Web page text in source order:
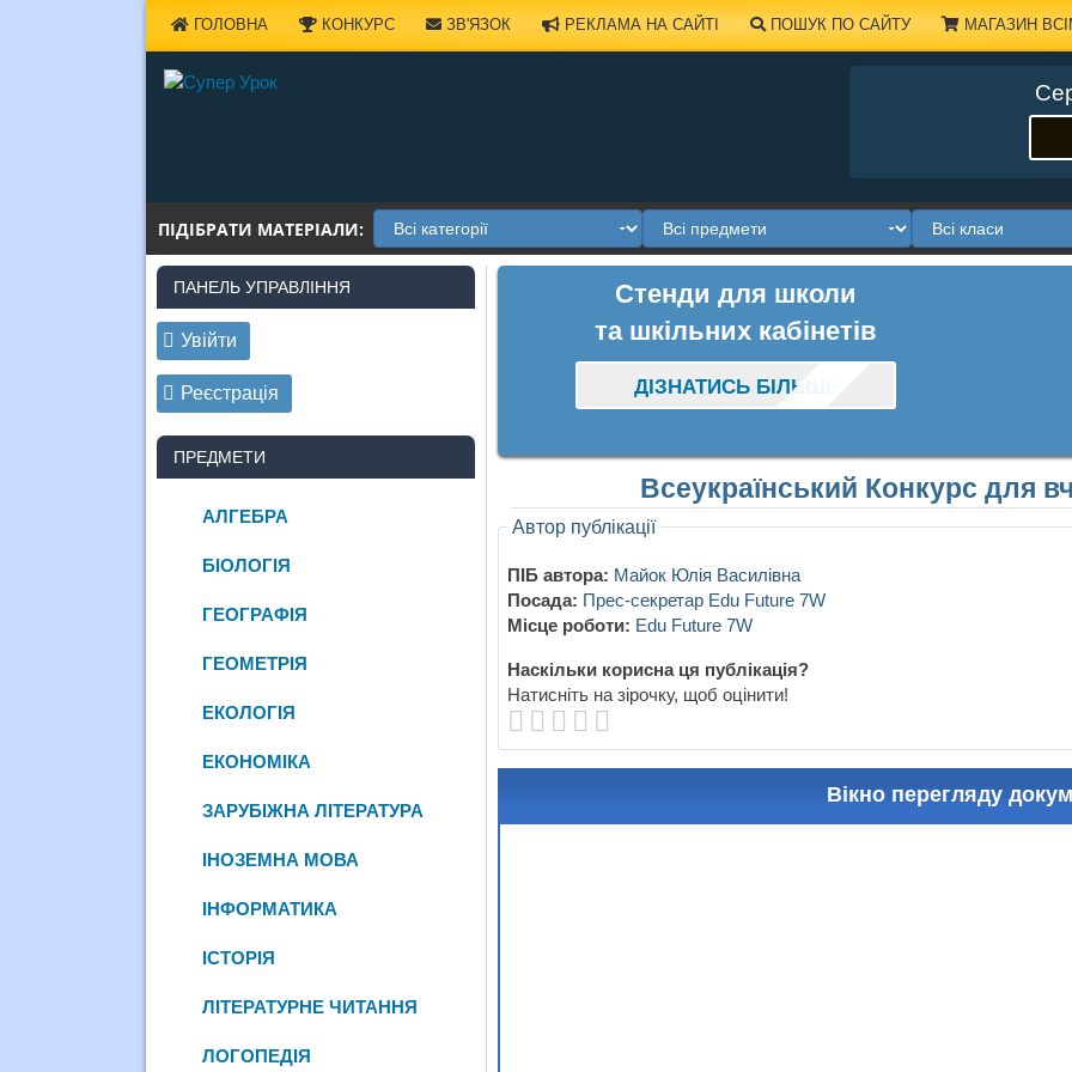
ГОЛОВНА КОНКУРС ЗВ'ЯЗОК РЕКЛАМА НА САЙТІ ПОШУК ПО САЙТУ МАГАЗИН
ПІДІБРАТИ МАТЕРІАЛИ:
Стенди для школи
та шкільних кабінетів
ДІЗНАТИСЬ БІЛЬШЕ
Всеукраїнський Конкурс для
Автор публікації
ПІБ автора: Майок Юлія Василівна
Посада: Прес-секретар Edu Future 7W
Місце роботи: Edu Future 7W
Наскільки корисна ця публікація?
Натисніть на зірочку, щоб оцінити!
Вікно перегляду
ПАНЕЛЬ УПРАВЛІННЯ
Увійти
Реєстрація
ПРЕДМЕТИ
АЛГЕБРА
БІОЛОГІЯ
ГЕОГРАФІЯ
ГЕОМЕТРІЯ
ЕКОЛОГІЯ
ЕКОНОМІКА
ЗАРУБІЖНА ЛІТЕРАТУРА
ІНОЗЕМНА МОВА
ІНФОРМАТИКА
ІСТОРІЯ
ЛІТЕРАТУРНЕ ЧИТАННЯ
ЛОГОПЕДІЯ